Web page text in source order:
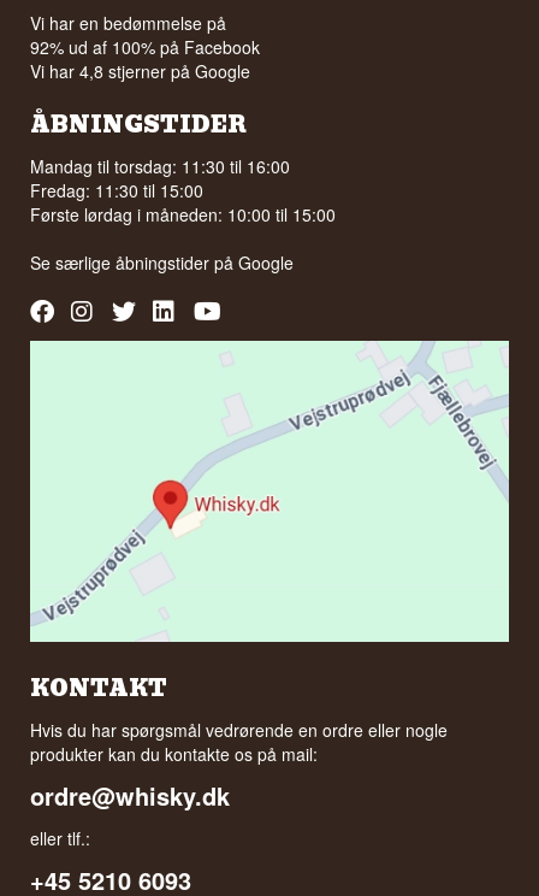
Vi har en bedømmelse på
92% ud af 100% på Facebook
Vi har 4,8 stjerner på Google
ÅBNINGSTIDER
Mandag til torsdag: 11:30 til 16:00
Fredag: 11:30 til 15:00
Første lørdag i måneden: 10:00 til 15:00
Se særlige åbningstider påGoogle
KONTAKT
Hvis du har spørgsmål vedrørende en ordre eller nogle
produkter kan du kontakte os på mail:
ordre@whisky.dk
eller tlf.:
+45 5210 6093